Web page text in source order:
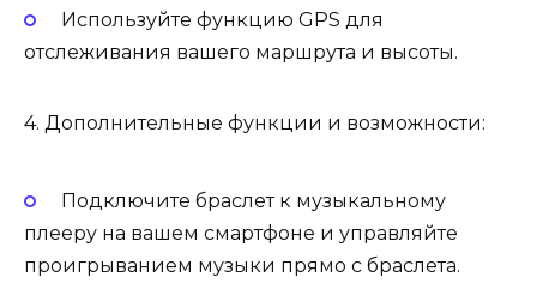
Используйте функцию GPS для
отслеживания вашего маршрута и высоты.
4. Дополнительные функции и возможности:
Подключите браслет к музыкальному
плееру на вашем смартфоне и управляйте
проигрыванием музыки прямо с браслета.